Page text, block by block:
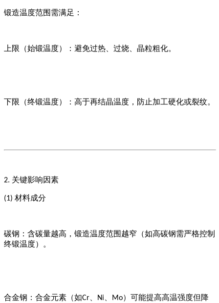
锻造温度范围需满足：
上限（始锻温度）：避免过热、过烧、晶粒粗化。
下限（终锻温度）：高于再结晶温度，防止加工硬化或裂纹。
2. 关键影响因素
(1) 材料成分
碳钢：含碳量越高，锻造温度范围越窄（如高碳钢需严格控制
终锻温度）。
合金钢：合金元素（如Cr Ni Mo）可能提高高温强度但降